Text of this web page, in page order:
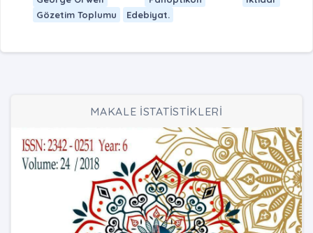
Gözetim Toplumu
Edebiyat.
MAKALE İSTATİSTİKLERİ